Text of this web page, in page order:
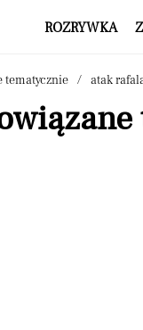
ROZRYWKA
tematycznie atak